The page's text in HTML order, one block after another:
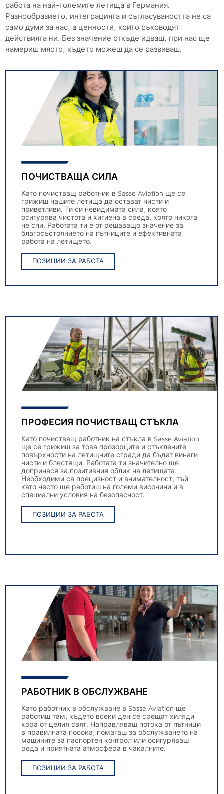
работа на най-големите летища в Германия.
Разнообразието, интеграцията и съгласуваността не са
само думи за нас, а ценности, които ръководят
действията ни. Без значение откъде идваш, при нас ще
намериш място, където можеш да се развиваш.
ПОЧИСТВАЩА СИЛА
Като почистващ работник в Sasse Aviation ще се
грижиш нашите летища да остават чисти и
приветливи. Ти си невидимата сила, която
осигурява чистота и хигиена в среда, която никога
не спи. Работата ти е от решаващо значение за
благосъстоянието на пътниците и ефективната
работа на летището.
ПОЗИЦИИ ЗА РАБОТА
ПРОФЕСИЯ ПОЧИСТВАЩ СТЪКЛА
Като почистващ работник на стъкла в Sasse Aviation
ще се грижиш за това прозорците и стъклените
повърхности на летищните сгради да бъдат винаги
чисти и блестящи. Работата ти значително ще
допринася за позитивния облик на летищата.
Необходими са прецизност и внимателност, тъй
като често ще работиш на големи височини и в
специални условия на безопасност.
ПОЗИЦИИ ЗА РАБОТА
РАБОТНИК В ОБСЛУЖВАНЕ
Като работник в обслужване в Sasse Aviation ще
работиш там, където всеки ден се срещат хиляди
хора от целия свят. Направляваш потока от пътници
в правилната посока, помагаш за обслужването на
машините за паспортен контрол или осигуряваш
реда и приятната атмосфера в чакалните.
ПОЗИЦИИ ЗА РАБОТА